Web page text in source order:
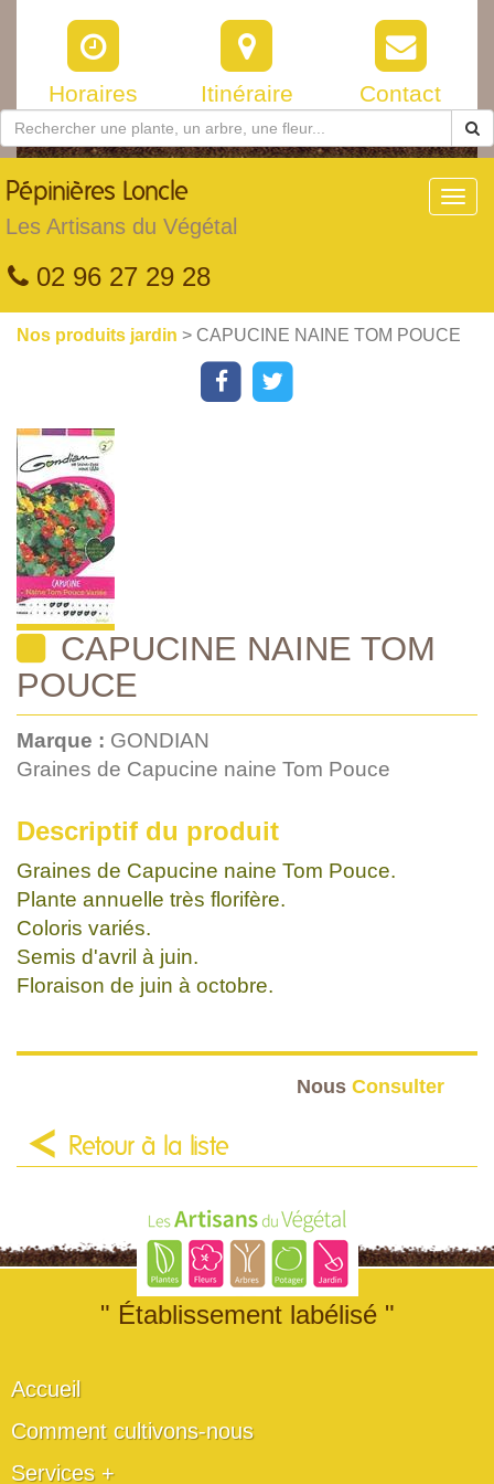
Horaires Itinéraire Contact
Pépinières Loncle
Les Artisans du Végétal
02 96 27 29 28
Nos produits jardin > CAPUCINE NAINE TOM POUCE
CAPUCINE NAINE TOM
POUCE
Marque : GONDIAN
Graines de Capucine naine Tom Pouce
Descriptif du produit
Graines de Capucine naine Tom Pouce.
Plante annuelle très florifère.
Coloris variés.
Semis d'avril à juin.
Floraison de juin à octobre.
Nous Consulter
Retour à la liste
" Établissement labélisé "
Accueil
Comment cultivons-nous
Services +